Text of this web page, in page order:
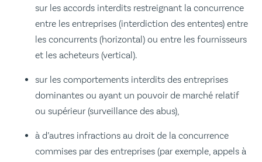
sur les accords interdits restreignant la concurrence
entre les entreprises (interdiction des ententes) entre
les concurrents (horizontal) ou entre les fournisseurs
et les acheteurs (vertical).
sur les comportements interdits des entreprises
dominantes ou ayant un pouvoir de marché relatif
ou supérieur (surveillance des abus),
à d’autres infractions au droit de la concurrence
commises par des entreprises (par exemple, appels à